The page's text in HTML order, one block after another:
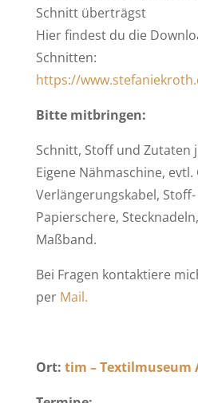
Schnitt überträgst
Hier findest du die
Schnitten:
https://
Bitte mitbringen:
Schnitt, Stoff und Zutaten
Eigene Nähmaschine, evtl.
Verlängerungskabel,
Papierschere,
Maßband.
Bei Fragen kontaktiere
per Mail.
Ort: tim – Textilmuseum